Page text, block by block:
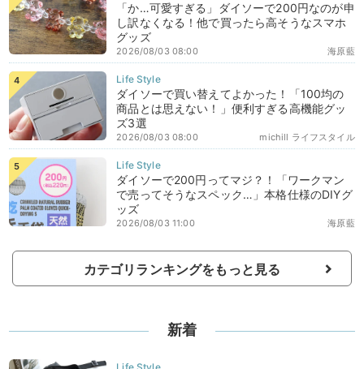
「か…可愛すぎる」ダイソーで200円なのが申
し訳なくなる！他で買ったら高そうなスマホ
グッズ
海原藍
2026/08/03 08:00
ダイソーで買い替えてよかった！「100均の
商品とは思えない！」便利すぎる高機能グッ
ズ3選
michill ライフスタイル
2026/08/03 08:00
ダイソーで200円ってマジ？！「ワークマン
で売ってそうなスペック…」本格仕様のDIYグ
ッズ
海原藍
2026/08/03 11:00
カテゴリランキングをもっと見る
新着